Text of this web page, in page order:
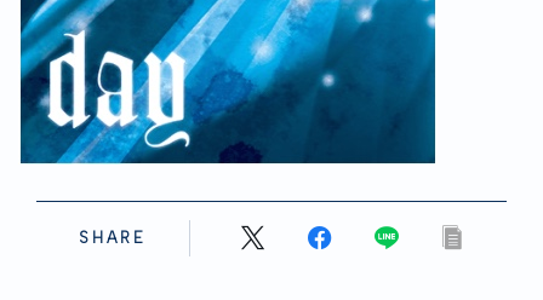
【ダイスバトルガールズ】ブライダル・セレクションズ
イベント詳細
【ダイスバトルガールズ】ホワイトデーイベント詳細
【ダイスバトルガールズ】ローグバトルガールズ コラ
ボイベント イベント詳細
お問い合わせ
デモプリセット記事 #8
デモプリセット記事 #8
SHARE